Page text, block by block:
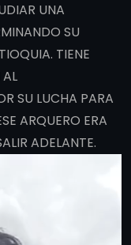
UNA
SU
TIENE
SU LUCHA PARA
ARQUERO ERA
ADELANTE.